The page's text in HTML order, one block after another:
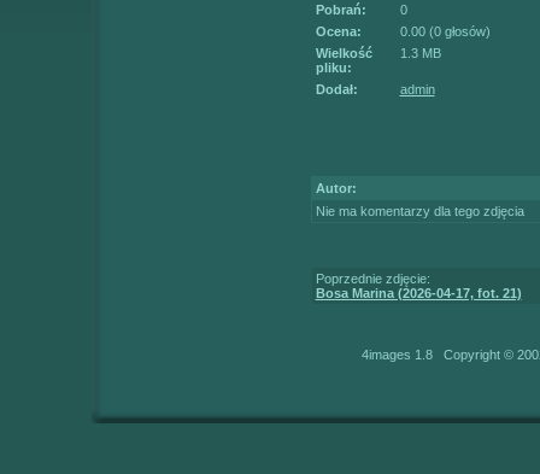
Pobrań:
0
Ocena:
0.00 (0 głosów)
Wielkość
pliku:
1.3 MB
Dodał: admin
Autor:
Nie ma komentarzy dla tego zdjęcia
Poprzednie zdjęcie:
Bosa Marina (2026-04-17, fot. 21)
4images 1.8 Copyright ©